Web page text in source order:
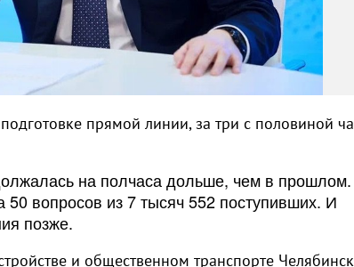
прямой линии, за три с половиной
на полчаса дольше, чем в
50 вопросов из 7 тысяч 552 поступивших. И
позже.
и общественном транспорте